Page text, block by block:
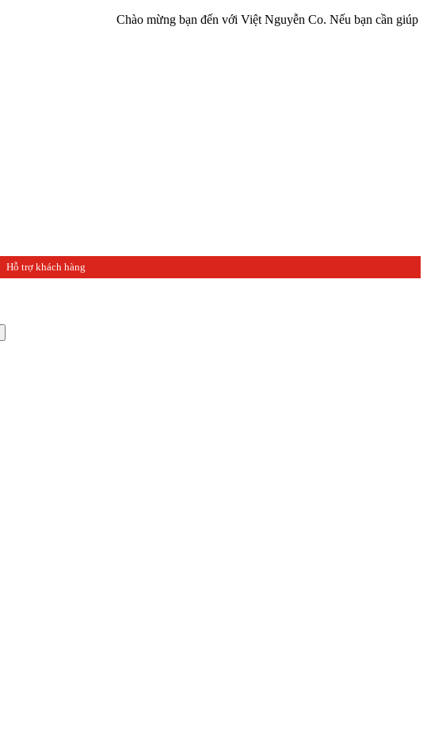
Chào mừng bạn đến với Việt Nguyễn Co. Nếu bạn cần giúp đỡ hãy
Hỗ trợ khách hàng